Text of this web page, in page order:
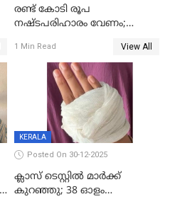
രണ്ട് കോടി രൂപ
നഷ്ടപരിഹാരം വേണം;
നോട്ടീസയച്ച് ഉമാ തോമസ്
1 Min Read View All
KERALA
Posted On 30-12-2025
ക്ലാസ് ടെസ്റ്റിൽ മാർക്ക്
കുറഞ്ഞു; 38 ഓളം